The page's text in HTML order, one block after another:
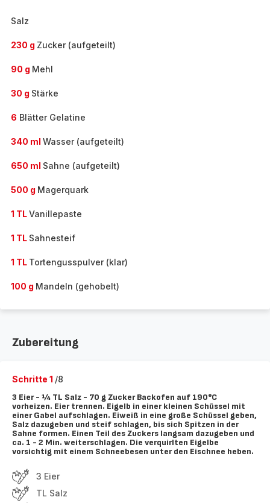
Salz
230 g Zucker (aufgeteilt)
90 g Mehl
30 g Stärke
6 Blätter Gelatine
340 ml Wasser (aufgeteilt)
650 ml Sahne (aufgeteilt)
500 g Magerquark
1 TLVanillepaste
1 TL Sahnesteif
1 TL Tortengusspulver (klar)
100 g Mandeln (gehobelt)
Zubereitung
Schritte 1 /8
3 Eier - ¼ TL Salz - 70 g Zucker Backofen auf 190°C
vorheizen. Eier trennen. Eigelb in einer kleinen Schüssel mit
einer Gabel aufschlagen. Eiweiß in eine große Schüssel geben,
Salz dazugeben und steif schlagen, bis sich Spitzen in der
Sahne formen. Einen Teil des Zuckers langsam dazugeben und
ca. 1 - 2 Min. weiterschlagen. Die verquirlten Eigelbe
vorsichtig mit einem Schneebesen unter den Eischnee heben.
3 Eier
TL Salz